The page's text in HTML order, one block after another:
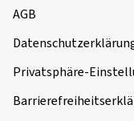
AGB
Privatsphäre-